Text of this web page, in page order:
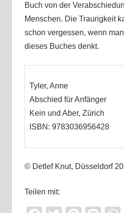
Buch von der
Menschen. Die Traurigkeit
schon vergessen, wenn
dieses Buches denkt.
Tyler, Anne
Abschied für Anfänger
Kein und Aber, Zürich
ISBN: 9783036956428
© Detlef Knut, Düsseldorf
Teilen mit: